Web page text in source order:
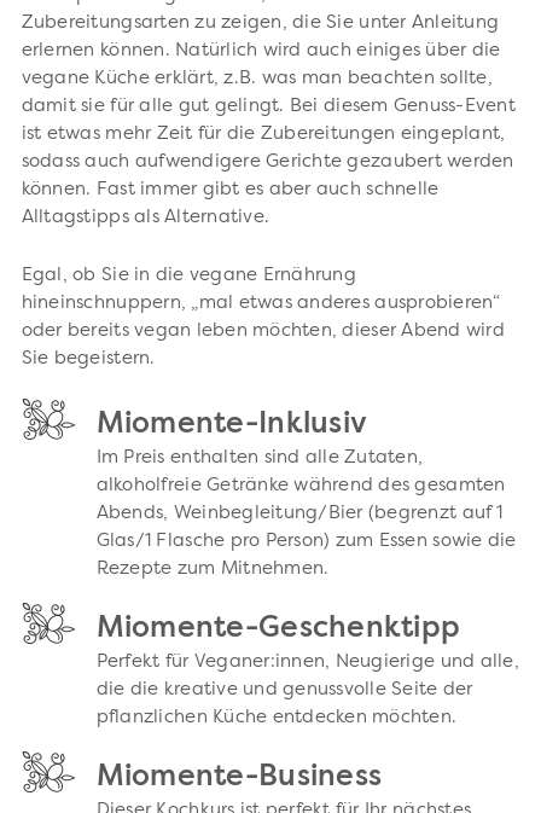
Zubereitungsarten zu zeigen, die Sie unter Anleitung
erlernen können. Natürlich wird auch einiges über die
vegane Küche erklärt, z.B. was man beachten sollte,
damit sie für alle gut gelingt. Bei diesem Genuss-Event
ist etwas mehr Zeit für die Zubereitungen eingeplant,
sodass auch aufwendigere Gerichte gezaubert werden
können. Fast immer gibt es aber auch schnelle
Alltagstipps als Alternative.
Egal, ob Sie in die vegane Ernährung
hineinschnuppern, „mal etwas anderes ausprobieren“
oder bereits vegan leben möchten, dieser Abend wird
Sie begeistern.
Miomente-Inklusiv
Im Preis enthalten sind alle Zutaten,
alkoholfreie Getränke während des gesamten
Abends, Weinbegleitung/Bier (begrenzt auf 1
Glas/1 Flasche pro Person) zum Essen sowie die
Rezepte zum Mitnehmen.
Miomente-Geschenktipp
Perfekt für Veganer:innen, Neugierige und alle,
die die kreative und genussvolle Seite der
pflanzlichen Küche entdecken möchten.
Miomente-Business